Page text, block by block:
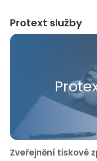
Protext služby
Zveřejnění tiskové